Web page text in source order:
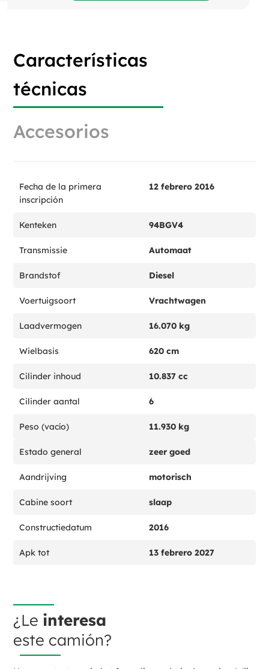
Características
técnicas
Accesorios
Fecha de la primera
inscripción
12 febrero 2016
Kenteken 94BGV4
Transmissie Automaat
Brandstof Diesel
Voertuigsoort Vrachtwagen
Laadvermogen 16.070 kg
Wielbasis 620 cm
Cilinder inhoud 10.837 cc
Cilinder aantal 6
Peso (vacío) 11.930 kg
Estado general zeer goed
Aandrijving motorisch
Cabine soort slaap
Constructiedatum 2016
Apk tot 13 febrero 2027
¿Le interesa
este camión?